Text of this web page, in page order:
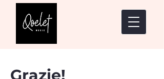
Grazie!